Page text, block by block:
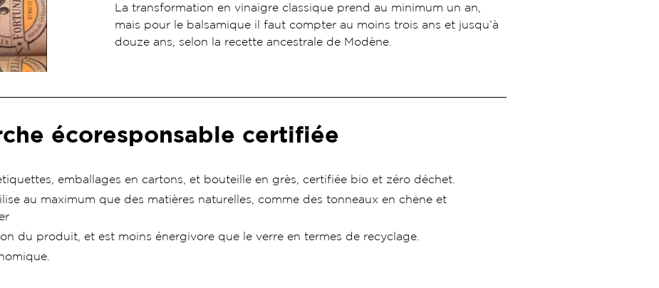
La transformation en vinaigre classique prend au minimum un an,
mais pour le balsamique il faut compter au moins trois ans et jusqu’à
douze ans, selon la recette ancestrale de Modène.
écoresponsable certifiée
emballages en cartons, et bouteille en grès, certifiée bio et zéro déchet.
au maximum que des matières naturelles, comme des tonneaux en chêne et
du produit, et est moins énergivore que le verre en termes de recyclage.